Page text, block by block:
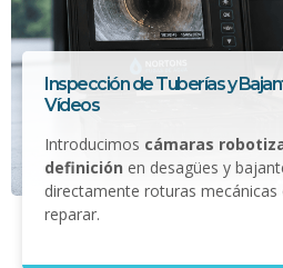
Inspección de Tuberías y
Vídeos
Introducimos cámaras
definición en desagües y
directamente roturas
reparar.